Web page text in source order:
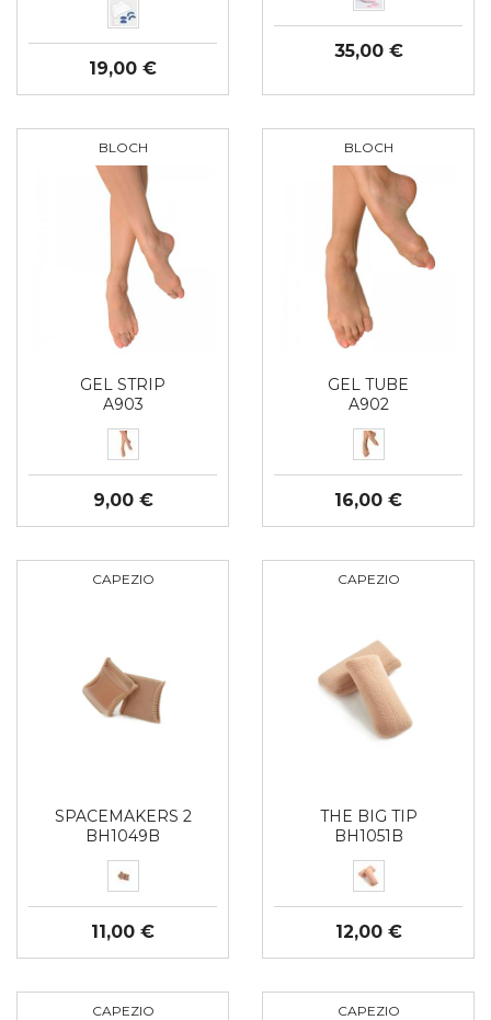
19,00 €
35,00 €
BLOCH
GEL STRIP
A903
9,00 €
BLOCH
GEL TUBE
A902
16,00 €
CAPEZIO
SPACEMAKERS 2
BH1049B
11,00 €
CAPEZIO
THE BIG TIP
BH1051B
12,00 €
CAPEZIO CAPEZIO